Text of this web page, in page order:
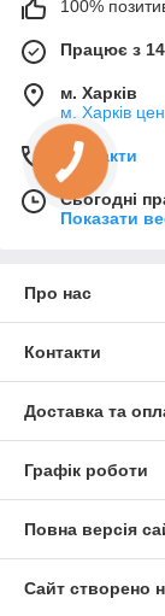
100%
Працює з
м. Харків
м. Харків
Контакти
Сьогодні
Показати
Про нас
Контакти
Доставка та
Графік роботи
Повна версія
Сайт створено